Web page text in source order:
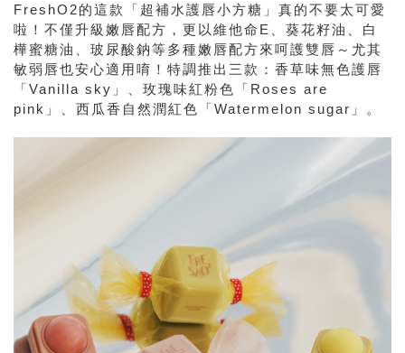
FreshO2的這款「超補水護唇小方糖」真的不要太可愛
啦！不僅升級嫩唇配方，更以維他命E、葵花籽油、白
樺蜜糖油、玻尿酸鈉等多種嫩唇配方來呵護雙唇～尤其
敏弱唇也安心適用唷！特調推出三款：香草味無色護唇
「Vanilla sky」、玫瑰味紅粉色「Roses are
pink」、西瓜香自然潤紅色「Watermelon sugar」。